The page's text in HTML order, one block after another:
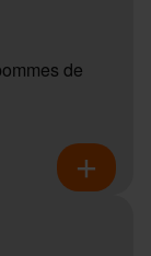
de